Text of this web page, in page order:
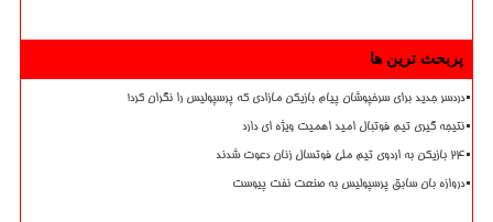
پربحث ترین ها
دردسر جدید برای سرخپوشان پیام بازیکن مازادی که پرسپولیس را نگران کرد!
نتیجه گیری تیم فوتبال امید اهمیت ویژه ای دارد
۲۴ بازیکن به اردوی تیم ملی فوتسال زنان دعوت شدند
دروازه بان سابق پرسپولیس به صنعت نفت پیوست